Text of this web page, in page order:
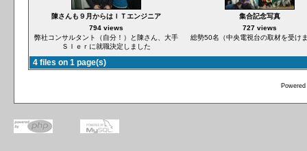
陳さんも９月からはＩＴエンジニア
794 views
弊社コンサルタント（自分！）と陳さん、大手
ＳＩｅｒに就職決定しました
集合記念写真
727 views
総勢50名（中央電視台の取材を受け
4 files on 1 page(s)